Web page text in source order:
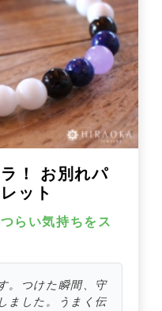
！ お別れパ
ット
らい気持ちをス
。つけた瞬間、守
ました。うまく伝